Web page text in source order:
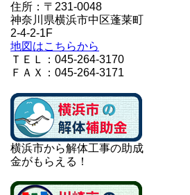
住所：〒231-0048
神奈川県横浜市中区蓬莱町
2-4-2-1F
地図はこちらから
ＴＥＬ：045-264-3170
ＦＡＸ：045-264-3171
横浜市から解体工事の助成
金がもらえる！